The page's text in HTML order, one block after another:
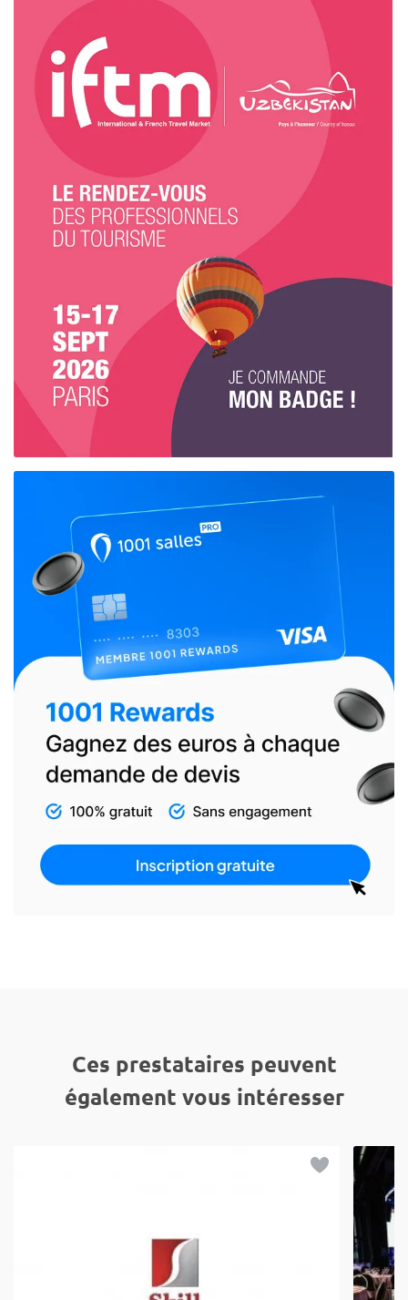
Ces prestataires peuvent
également vous intéresser